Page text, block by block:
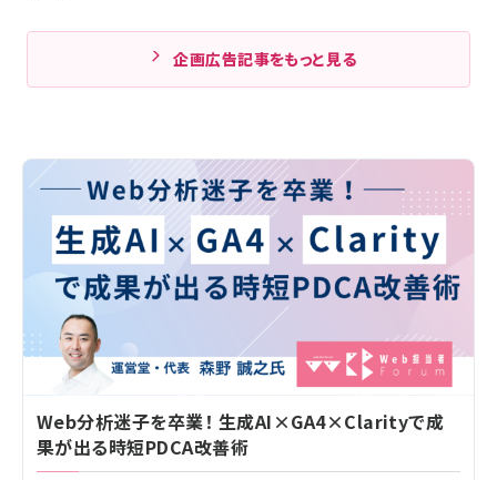
企画広告記事をもっと見る
Web分析迷子を卒業！ 生成AI×GA4×Clarityで成
果が出る時短PDCA改善術